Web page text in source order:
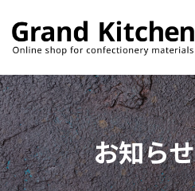
ツ
へ
ス
キ
ッ
プ
シ
ョ
ン
に
移
動
お知らせ